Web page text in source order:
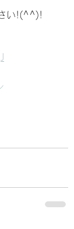
い!(^^)!